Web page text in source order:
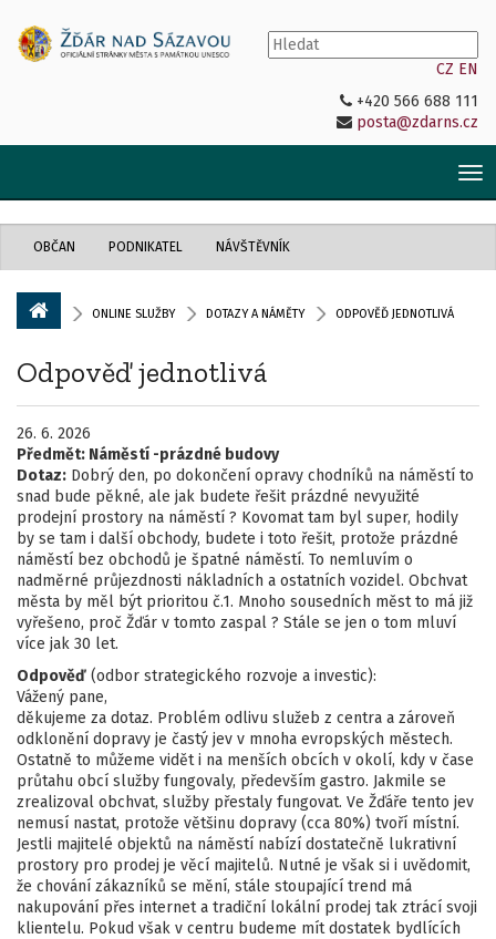
CZ EN
+420 566 688 111
posta@zdarns.cz
OBČAN PODNIKATEL NÁVŠTĚVNÍK
ONLINE SLUŽBY DOTAZY A NÁMĚTY ODPOVĚĎ JEDNOTLIVÁ
Odpověď jednotlivá
26. 6. 2026
Předmět: Náměstí -prázdné budovy
Dotaz: Dobrý den, po dokončení opravy chodníků na náměstí to
snad bude pěkné, ale jak budete řešit prázdné nevyužité
prodejní prostory na náměstí ? Kovomat tam byl super, hodily
by se tam i další obchody, budete i toto řešit, protože prázdné
náměstí bez obchodů je špatné náměstí. To nemluvím o
nadměrné průjezdnosti nákladních a ostatních vozidel. Obchvat
města by měl být prioritou č.1. Mnoho sousedních měst to má již
vyřešeno, proč Žďár v tomto zaspal ? Stále se jen o tom mluví
více jak 30 let.
Odpověď (odbor strategického rozvoje a investic):
Vážený pane,
děkujeme za dotaz. Problém odlivu služeb z centra a zároveň
odklonění dopravy je častý jev v mnoha evropských městech.
Ostatně to můžeme vidět i na menších obcích v okolí, kdy v čase
průtahu obcí služby fungovaly, především gastro. Jakmile se
zrealizoval obchvat, služby přestaly fungovat. Ve Žďáře tento jev
nemusí nastat, protože většinu dopravy (cca 80%) tvoří místní.
Jestli majitelé objektů na náměstí nabízí dostatečně lukrativní
prostory pro prodej je věcí majitelů. Nutné je však si i uvědomit,
že chování zákazníků se mění, stále stoupající trend má
nakupování přes internet a tradiční lokální prodej tak ztrácí svoji
klientelu. Pokud však v centru budeme mít dostatek bydlících